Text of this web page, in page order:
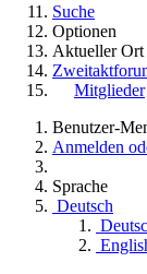
Suche
Optionen
Aktueller Ort
Mitglieder
Benutzer-
Anmelden
Sprache
Deutsch